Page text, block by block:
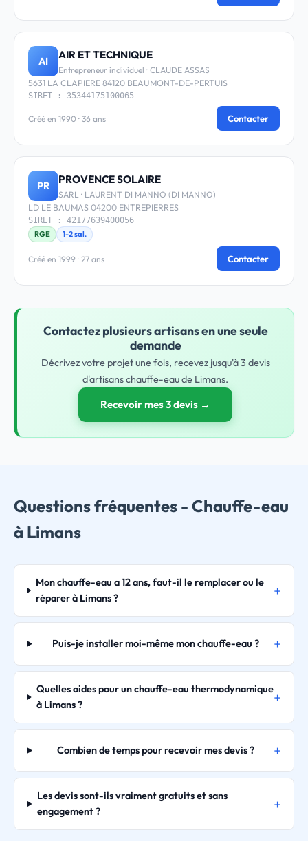
AI AIR ET TECHNIQUE
Entrepreneur individuel · CLAUDE ASSAS
5631 LA CLAPIERE 84120 BEAUMONT-DE-PERTUIS
SIRET : 35344175100065
Créé en 1990 · 36 ans Contacter
PR PROVENCE SOLAIRE
SARL · LAURENT DI MANNO (DI MANNO)
LD LE BAUMAS 04200 ENTREPIERRES
SIRET : 42177639400056
RGE
1-2 sal.
Créé en 1999 · 27 ans Contacter
Contactez plusieurs artisans en une seule
demande
Décrivez votre projet une fois, recevez jusqu'à 3 devis
d'artisans chauffe-eau de Limans.
Recevoir mes 3 devis →
Questions fréquentes - Chauffe-eau
à Limans
Mon chauffe-eau a 12 ans, faut-il le remplacer ou le
réparer à Limans ?
Puis-je installer moi-même mon chauffe-eau ?
Quelles aides pour un chauffe-eau thermodynamique
à Limans ?
Combien de temps pour recevoir mes devis ?
Les devis sont-ils vraiment gratuits et sans
engagement ?